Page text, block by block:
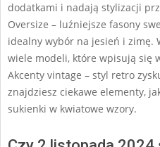
dodatkami i nadają stylizacji
Oversize – luźniejsze fasony
idealny wybór na jesień i zimę.
wiele modeli, które wpisują się
Akcenty vintage – styl retro
znajdziesz ciekawe elementy,
sukienki w kwiatowe wzory.